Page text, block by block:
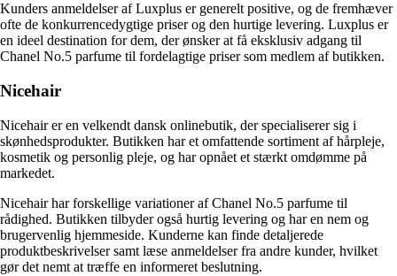
Kunders anmeldelser af Luxplus er generelt positive, og de fremhæver
ofte de konkurrencedygtige priser og den hurtige levering. Luxplus er
en ideel destination for dem, der ønsker at få eksklusiv adgang til
Chanel No.5 parfume til fordelagtige priser som medlem af butikken.
Nicehair
Nicehair er en velkendt dansk onlinebutik, der specialiserer sig i
skønhedsprodukter. Butikken har et omfattende sortiment af hårpleje,
kosmetik og personlig pleje, og har opnået et stærkt omdømme på
markedet.
Nicehair har forskellige variationer af Chanel No.5 parfume til
rådighed. Butikken tilbyder også hurtig levering og har en nem og
brugervenlig hjemmeside. Kunderne kan finde detaljerede
produktbeskrivelser samt læse anmeldelser fra andre kunder, hvilket
gør det nemt at træffe en informeret beslutning.